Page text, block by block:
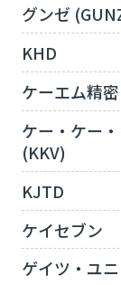
グンゼ
KHD
ケーエム精密
ケー・ケー
(KKV)
KJTD
ケイセブン
ゲイツ・ユ